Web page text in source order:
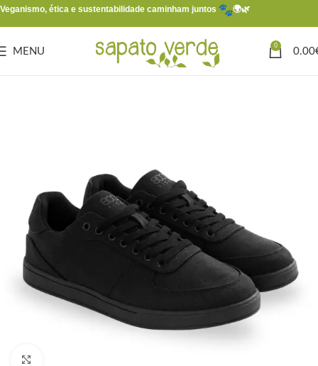
Veganismo, ética e sustentabilidade caminham juntos 🌍🌿
MENU
0
0.00